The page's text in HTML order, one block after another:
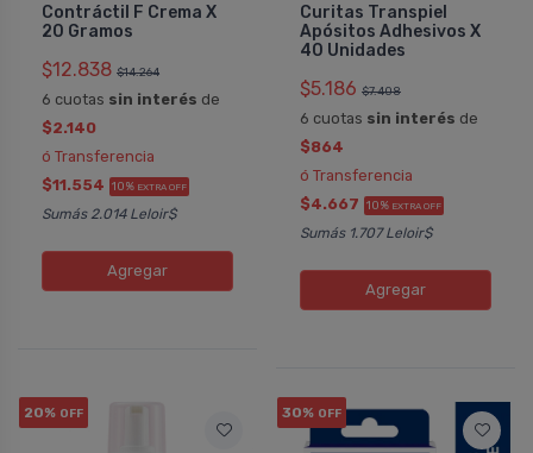
Contráctil F Crema X
20 Gramos
$12.838 $14.264
6 cuotas sin interés de
$2.140
ó Transferencia
$11.554 10% EXTRA OFF
Sumás 2.014 Leloir$
Agregar
Curitas Transpiel
Apósitos Adhesivos X
40 Unidades
$5.186 $7.408
6 cuotas sin interés de
$864
ó Transferencia
$4.667 10% EXTRA OFF
Sumás 1.707 Leloir$
Agregar
20% OFF 30% OFF